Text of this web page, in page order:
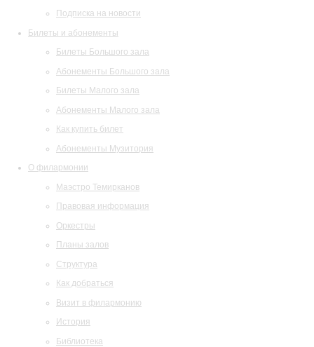
Подписка на новости
Билеты и абонементы
Билеты Большого зала
Абонементы Большого зала
Билеты Малого зала
Абонементы Малого зала
Как купить билет
Абонементы Музитория
О филармонии
Маэстро Темирканов
Правовая информация
Оркестры
Планы залов
Структура
Как добраться
Визит в филармонию
История
Библиотека